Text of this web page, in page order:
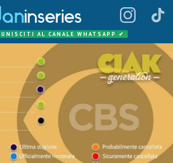
AL CANALE WHATSAPP ✔